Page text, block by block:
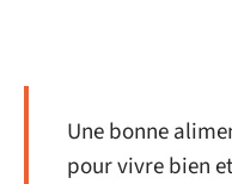
Une bonne
pour vivre bien